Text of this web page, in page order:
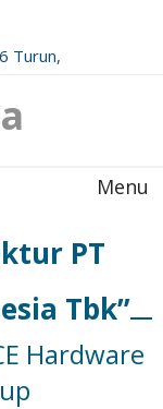
Turun,
Menu
PT
Tbk”
Hardware